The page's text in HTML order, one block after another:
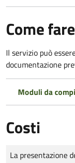
Come fare
Il servizio può
documentazione
Moduli da
Costi
Tipo di pagamento
Importo
La presentazione